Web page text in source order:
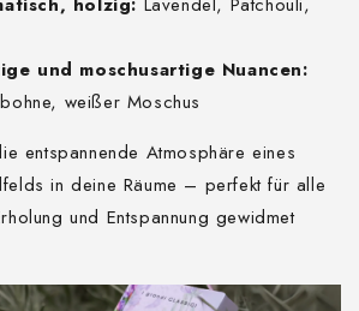
und moschusartige Nuancen:
weißer Moschus
entspannende Atmosphäre eines
in deine Räume – perfekt für alle
und Entspannung gewidmet